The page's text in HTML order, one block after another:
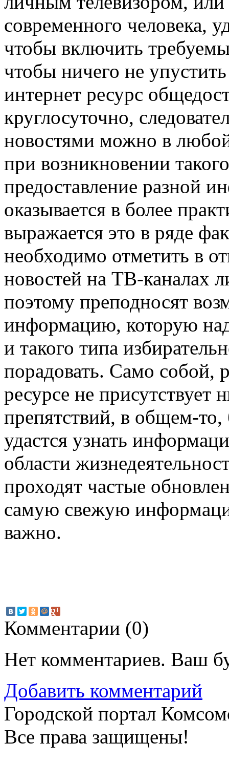
современного человека,
чтобы включить
чтобы ничего не
интернет ресурс
круглосуточно,
новостями можно в
при возникновении
предоставление разной
оказывается в более
выражается это в ряде
необходимо отметить в
новостей на ТВ-каналах
поэтому преподносят
информацию, которую
и такого типа
порадовать. Само собой,
ресурсе не присутствует
препятствий, в общем-то,
удастся узнать
области
проходят частые
самую свежую
важно.
Комментарии (0)
Нет комментариев. Ваш
Добавить комментарий
Городской портал
Все права защищены!